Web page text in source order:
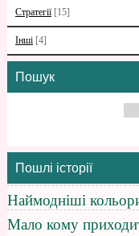
Стратегії [15]
Інші [4]
Пошук
Пошлі історії